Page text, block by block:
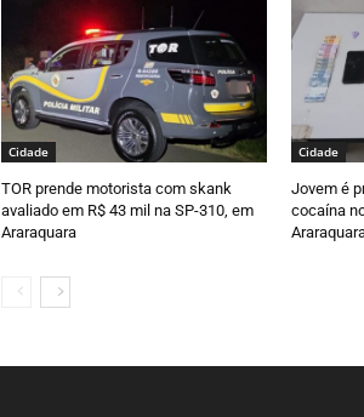
Cidade
TOR prende motorista com skank
avaliado em R$ 43 mil na SP-310, em
Araraquara
Cidade
Jovem é
cocaína